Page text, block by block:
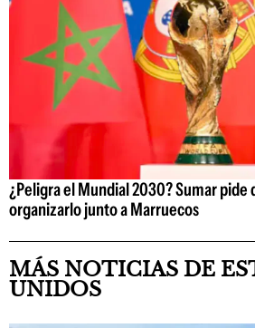
¿Peligra el Mundial 2030? Sumar pide
organizarlo junto a Marruecos
MÁS NOTICIAS DE
UNIDOS